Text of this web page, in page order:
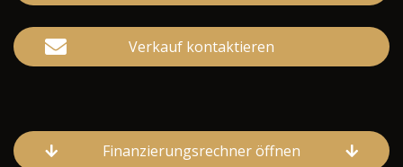
Verkauf kontaktieren
Finanzierungsrechner öffnen